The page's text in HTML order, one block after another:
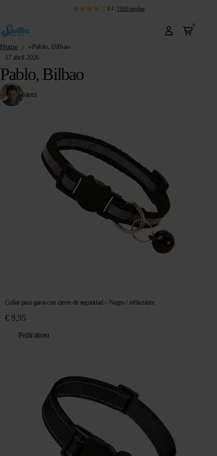
8.4| 1920 reseñas
0
Home »Pablo, Bilbao
17 abril 2026
Pablo, Bilbao
steez
Collar para gatos con cierre de seguridad – Negro / reflectante
€9,95
Pedir ahora